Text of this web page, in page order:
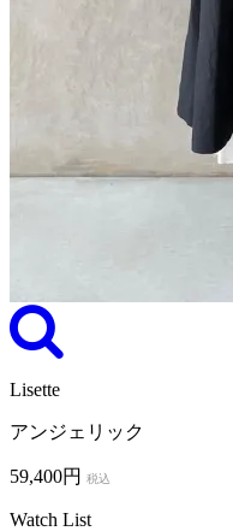
Lisette
アンジェリック
59,400円 税込
Watch List